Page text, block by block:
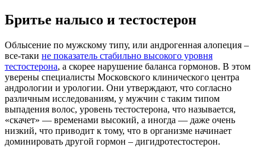
Бритье налысо и тестостерон
Облысение по мужскому типу, или андрогенная алопеция –
все-таки не показатель стабильно высокого уровня
тестостерона, а скорее нарушение баланса гормонов. В этом
уверены специалисты Московского клинического центра
андрологии и урологии. Они утверждают, что согласно
различным исследованиям, у мужчин с таким типом
выпадения волос, уровень тестостерона, что называется,
«скачет» — временами высокий, а иногда — даже очень
низкий, что приводит к тому, что в организме начинает
доминировать другой гормон – дигидротестостерон.